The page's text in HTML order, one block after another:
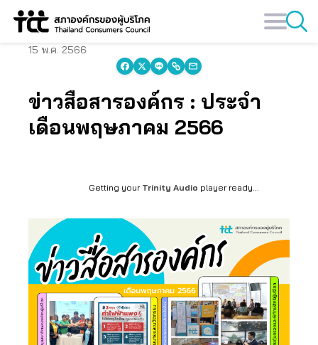
Skip
15 พ.ค. 2566
ข่าวสื่อสารองค์กร : ประจำ
เดือนพฤษภาคม 2566
Getting your Trinity Audio player ready...